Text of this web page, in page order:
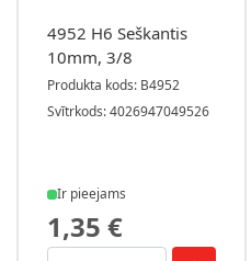
4952 H6 Seškantis
10mm, 3/8
Produkta kods: B4952
Svītrkods: 4026947049526
Ir pieejams
1,35 €